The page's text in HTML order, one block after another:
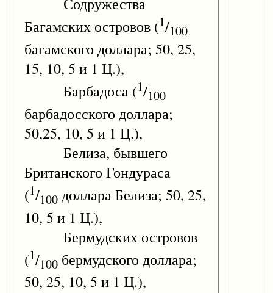
Багамских островов (1/100
багамского доллара; 50, 25,
15, 10, 5 и 1 Ц.),
Барбадоса (1/100
барбадосского доллара;
50,25, 10, 5 и 1 Ц.),
Белиза, бывшего
Британского Гондураса
(1/100 доллара Белиза; 50, 25,
10, 5 и 1 Ц.),
Бермудских островов
(1/100 бермудского доллара;
50, 25, 10, 5 и 1 Ц.),